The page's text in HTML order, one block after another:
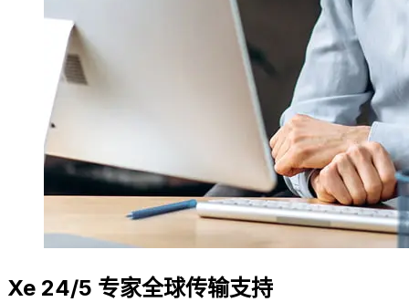
Xe 24/5 专家全球传输支持